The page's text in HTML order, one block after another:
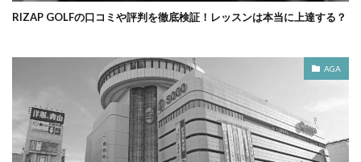
RIZAP GOLFの口コミや評判を徹底検証！レッスンは本当に上達する？
AGA